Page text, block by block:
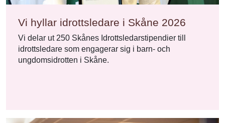
Vi hyllar idrottsledare i Skåne 2026
Vi delar ut 250 Skånes Idrottsledarstipendier till
idrottsledare som engagerar sig i barn- och
ungdomsidrotten i Skåne.